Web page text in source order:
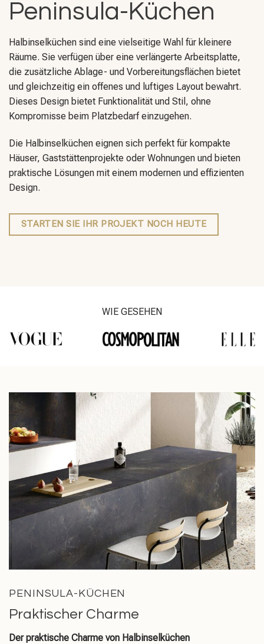
Peninsula-Küchen
Halbinselküchen sind eine vielseitige Wahl für kleinere
Räume. Sie verfügen über eine verlängerte Arbeitsplatte,
die zusätzliche Ablage- und Vorbereitungsflächen bietet
und gleichzeitig ein offenes und luftiges Layout bewahrt.
Dieses Design bietet Funktionalität und Stil, ohne
Kompromisse beim Platzbedarf einzugehen.
Die Halbinselküchen eignen sich perfekt für kompakte
Häuser, Gaststättenprojekte oder Wohnungen und bieten
praktische Lösungen mit einem modernen und effizienten
Design.
STARTEN SIE IHR PROJEKT NOCH HEUTE
WIE GESEHEN
PENINSULA-KÜCHEN
Praktischer Charme
Der praktische Charme von Halbinselküchen